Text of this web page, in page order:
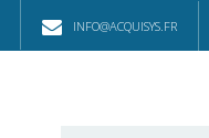
INFO@ACQUISYS.FR